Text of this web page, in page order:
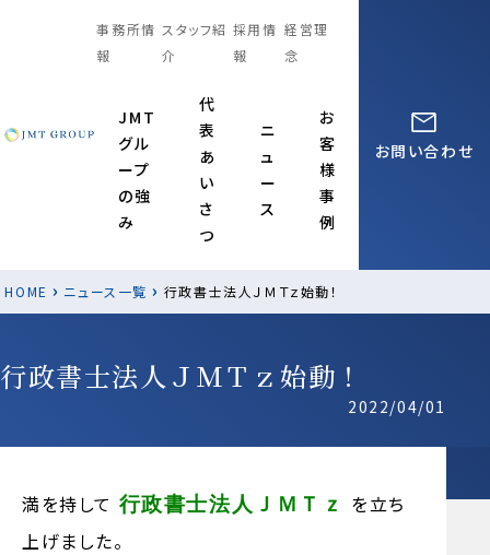
事務所情
報
スタッフ紹
介
採用情
報
経営理
念
JMT
グル
ープ
の強
み
代
表
あ
い
さ
つ
ニ
ュ
ー
ス
お
客
様
事
例
お問い合わせ
HOME › ニュース一覧 › 行政書士法人ＪＭＴｚ始動！
行政書士法人ＪＭＴｚ始動！
2022/04/01
満を持して 行政書士法人ＪＭＴｚ を立ち
上げました。